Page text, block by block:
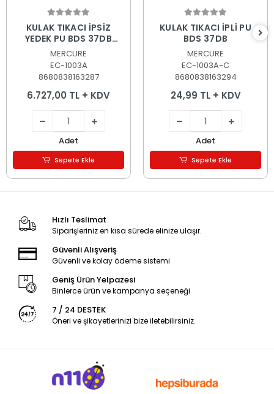
Sepete Ekle
KULAK TIKACI İPSİZ
YEDEK PU BDS 37DB
(1000 ADET)
MERCURE
EC-1003A
8680838163287
6.727,00 TL + KDV
Adet
Sepete Ekle
Sepete Ekle
KULAK TIKACI İPLİ PU
BDS 37DB
MERCURE
EC-1003A-C
8680838163294
24,99 TL + KDV
Adet
Sepete Ekle
Hızlı Teslimat
Siparişleriniz en kısa sürede elinize ulaşır.
Güvenli Alışveriş
Güvenli ve kolay ödeme sistemi
Geniş Ürün Yelpazesi
Binlerce ürün ve kampanya seçeneği
7 / 24 DESTEK
Öneri ve şikayetlerinizi bize iletebilirsiniz.